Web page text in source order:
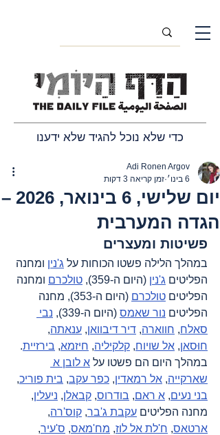
כדי שלא נוכל להגיד שלא ידענו
יום שלישי, 6 בינואר, 2026 –
הגדה המערבית
Adi Ronen Argov
6 בינו׳
זמן קריאה 3 דקות
פשיטות ומעצרים
במהלך הלילה פשטו הכוחות על ג'נין ומחנה
הפליטים ג'נין (היום ה-359), טולכרם ומחנה
הפליטים טולכרם
(היום ה-353), מחנה
הפליטים נור שאמס (היום ה-339),
נבי
סאלח, חווארה, דיר דיבוואן, ענאתה,
חוּסאן, אל שויוח, קלקיליה, חיזמא, בירזיית.
במהלך היום הם פשטו על א לובן א
שארקייה, אל רמאדין, כפר עקב, בית פוריכ,
בני נעים, א ראם, בודרוס, קבאלן, ניעלין,
מחנה הפליטים עקבת ג'בר, קוס'רה,
ארטאס, ח'לת אל לוז, מח'מאס, ס'עיר,